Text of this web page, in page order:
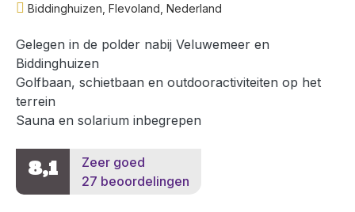
Biddinghuizen, Flevoland, Nederland
Gelegen in de polder nabij Veluwemeer en
Biddinghuizen
Golfbaan, schietbaan en outdooractiviteiten op het
terrein
Sauna en solarium inbegrepen
8,1
Zeer goed
27 beoordelingen